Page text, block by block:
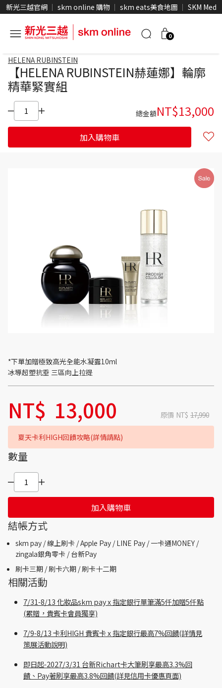
新光三越官網 skm online 購物 skm eats美食地圖 SKM Media
0
HELENA RUBINSTEIN
【HELENA RUBINSTEIN赫蓮娜】輪廓
精華緊實組
總金額NT$13,000
加入購物車
*下單加贈極致高光全能水凝露10ml
冰導超塑抗垂 三區向上拉提
NT$ 13,000 原價 NT$ 17,990
夏天卡利HIGH回饋攻略(詳情請點)
數量
加入購物車
結帳方式
skm pay /線上刷卡 / Apple Pay /LINE Pay / 一卡通MONEY /
zingala銀角零卡 /台新Pay
刷卡三期 /刷卡六期 /刷卡十二期
相關活動
7/31-8/13 化妝品skm pay x 指定銀行單筆滿5仟加贈5仟點
(累贈，貴賓卡會員獨享)
7/9-8/13 卡利HIGH 貴賓卡 x 指定銀行最高7%回饋(詳情見
策展活動說明)
即日起-2027/3/31 台新Richart卡大筆刷享最高3.3%回
饋、Pay著刷享最高3.8%回饋(詳見信用卡優惠頁面)